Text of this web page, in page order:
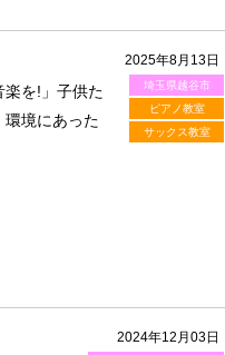
2025年8月13日
埼玉県越谷市
ピアノ教室
サックス教室
楽を!」子供た
環境にあった
2024年12月03日